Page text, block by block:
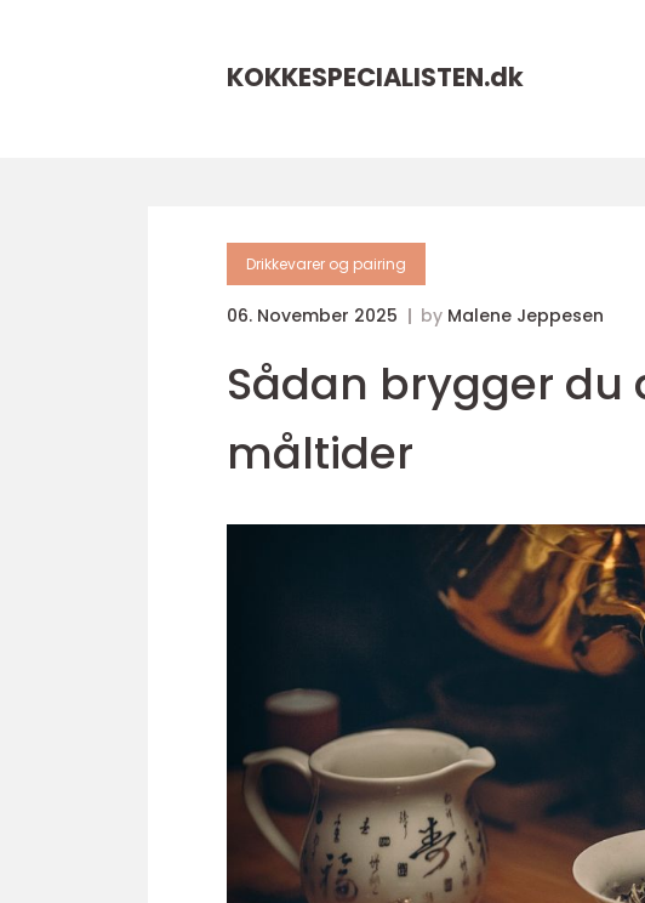
KOKKESPECIALISTEN.dk
Drikkevarer og pairing
06. November 2025 by Malene Jeppesen
Sådan brygger du
måltider